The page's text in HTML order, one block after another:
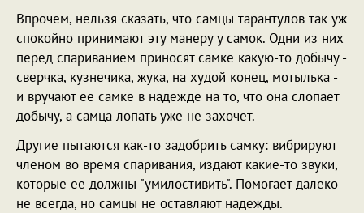
Впрочем, нельзя сказать, что самцы тарантулов так уж
спокойно принимают эту манеру у самок. Одни из них
перед спариванием приносят самке какую-то добычу -
сверчка, кузнечика, жука, на худой конец, мотылька -
и вручают ее самке в надежде на то, что она слопает
добычу, а самца лопать уже не захочет.
Другие пытаются как-то задобрить самку: вибрируют
членом во время спаривания, издают какие-то звуки,
которые ее должны "умилостивить". Помогает далеко
не всегда, но самцы не оставляют надежды.